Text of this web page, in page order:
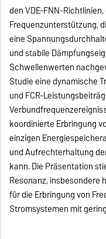
den VDE-FNN-
Frequenzunterstützung,
eine
und stabile
Schwellenwerten
Studie eine dynamische
und FCR-
koordinierte Erbringung
einzigen
und Aufrechterhaltung
kann. Die Präsentation
Resonanz,
für die Erbringung von
Stromsystemen mit